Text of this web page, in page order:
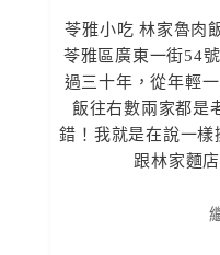
苓雅小吃 林家魯肉
苓雅區廣東一街54
過三十年，從年輕
飯往右數兩家都是
錯！我就是在說一
跟林家麵